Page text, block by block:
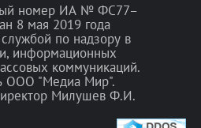
номер ИА № ФС77–
8 мая 2019 года
по надзору в
информационных
коммуникаций.
ООО "Медиа Мир".
Милушев Ф.И.